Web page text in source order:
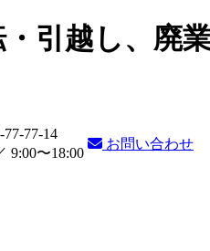
引越し、廃
77-77-14
9:00〜18:00
お問い合わせ